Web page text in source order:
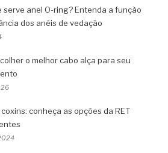
serve anel O-ring? Entenda a função
dos anéis de vedação
o melhor cabo alça para seu
conheça as opções da RET